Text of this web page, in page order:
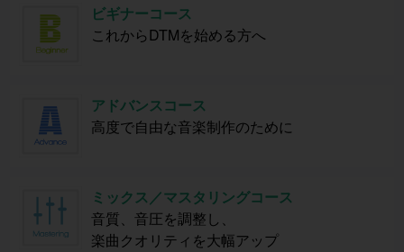
ビギナーコース
これからDTMを始める方へ
アドバンスコース
高度で自由な音楽制作のために
ミックス／マスタリングコース
音質、音圧を調整し、
楽曲クオリティを大幅アップ